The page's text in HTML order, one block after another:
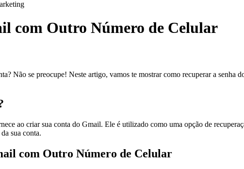
com Outro Número de Celular
Não se preocupe! Neste artigo, vamos te mostrar como recuperar a
ao criar sua conta do Gmail. Ele é utilizado como uma opção de
sua conta.
com Outro Número de Celular